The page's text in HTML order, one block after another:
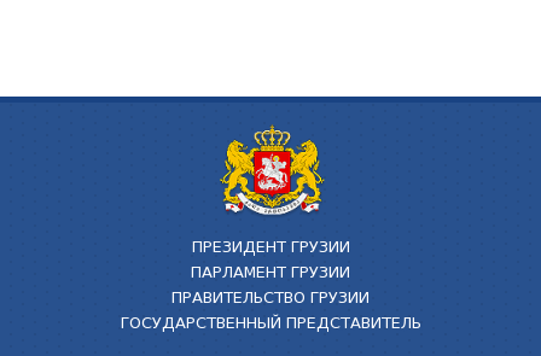
ПРЕЗИДЕНТ ГРУЗИИ
ПАРЛАМЕНТ ГРУЗИИ
ПРАВИТЕЛЬСТВО ГРУЗИИ
ГОСУДАРСТВЕННЫЙ ПРЕДСТАВИТЕЛЬ